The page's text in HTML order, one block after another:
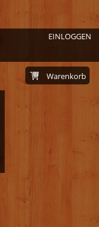
EINLOGGEN
Warenkorb